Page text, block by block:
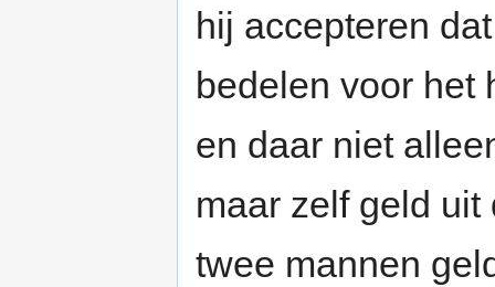
hij accepteren
bedelen voor het
en daar niet
maar zelf geld
twee mannen